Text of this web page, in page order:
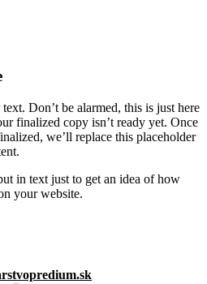
Don’t be alarmed, this is just here
finalized copy isn’t ready yet. Once
we’ll replace this placeholder
in text just to get an idea of how
your website.